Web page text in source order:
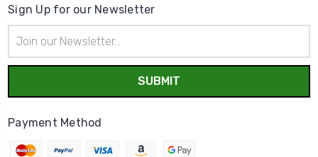
Sign Up for our Newsletter
Address
Payment Method